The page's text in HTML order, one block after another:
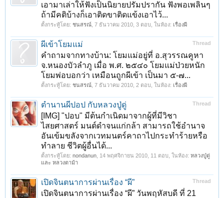
เอามาเล่าให้ฟังเป็นนิยายปรัมปรากัน ฟังพอเพลินๆ
ถ้ามีคติบ้างก็เอาติดขาติดแข้งเอาไว้...
ตั้งกระทู้โดย: ชนสรณ์ 7 ธันวาคม 2010 , 3 ตอบ, ในห้อง: เรื่องผี
Thread
ผีเข้าโยมแม่
คำถามจากทางบ้าน: โยมแม่อยู่ที่ อ.สุวรรณคูหา
จ.หนองบัวลำภู เมื่อ พ.ศ. ๒๕๔๐ โยมแม่ป่วยหนัก
โยมพ่อบอกว่า เหมือนถูกผีเข้า เป็นมา ๕-๗...
ตั้งกระทู้โดย: ชนสรณ์ 7 ธันวาคม 2010 , 2 ตอบ, ในห้อง: เรื่องผี
Thread
ตำนานผีปอป กับหลวงปู่ดู่
[IMG] "ปอบ" มีต้นกำเนิดมาจากผู้ที่มีวิชา
ไสยศาสตร์ มนต์ดำจนแก่กล้า สามารถใช้อำนาจ
อันเข้มขลังจากเวทมนตร์คาถาไปกระทำร้ายหรือ
ทำลาย ชีวิตผู้อื่นได้...
ตั้งกระทู้โดย: nondanun 14 พฤศจิกายน 2010 , 11 ตอบ, ในห้อง: หลวงปู่ดู่
และ หลวงตาม้า
Thread
เปิดจินตนาการผ่านเรื่อง “ผี”
เปิดจินตนาการผ่านเรื่อง “ผี” วันพฤหัสบดี ที่ 21